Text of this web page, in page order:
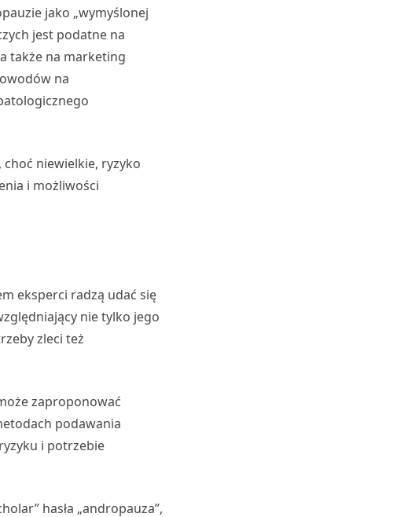
jako „wymyślonej
jest podatne na
także na marketing
na
niewielkie, ryzyko
i możliwości
eksperci radzą udać się
nie tylko jego
zleci też
zaproponować
podawania
i potrzebie
hasła „andropauza”,